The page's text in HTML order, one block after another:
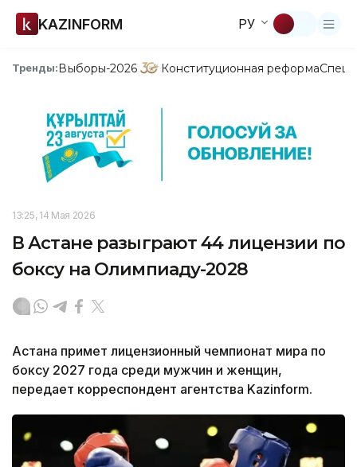
KAZINFORM РУ
Тренды:Выборы-2026 Конституционная реформа
13:25, 14 Мая 2026
В Астане разыграют 44 лицензии по
боксу на Олимпиаду-2028
Астана примет лицензионный чемпионат мира по
боксу 2027 года среди мужчин и женщин,
передает корреспондент агентства Kazinform.